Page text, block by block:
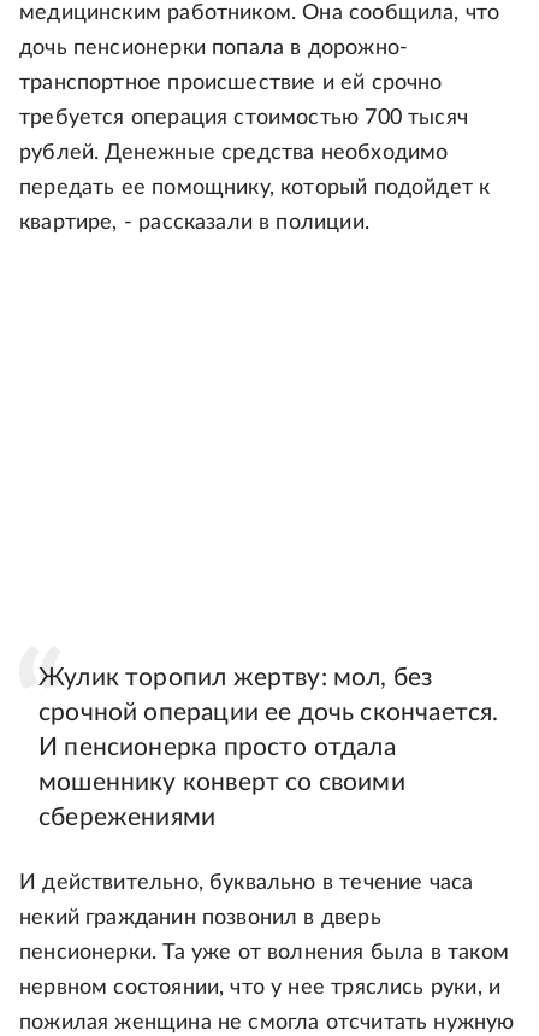
медицинским работником. Она сообщила, что
дочь пенсионерки попала в дорожно-
транспортное происшествие и ей срочно
требуется операция стоимостью 700 тысяч
рублей. Денежные средства необходимо
передать ее помощнику, который подойдет к
квартире, - рассказали в полиции.
Жулик торопил жертву: мол, без
срочной операции ее дочь скончается.
И пенсионерка просто отдала
мошеннику конверт со своими
сбережениями
И действительно, буквально в течение часа
некий гражданин позвонил в дверь
пенсионерки. Та уже от волнения была в таком
нервном состоянии, что у нее тряслись руки, и
пожилая женщина не смогла отсчитать нужную